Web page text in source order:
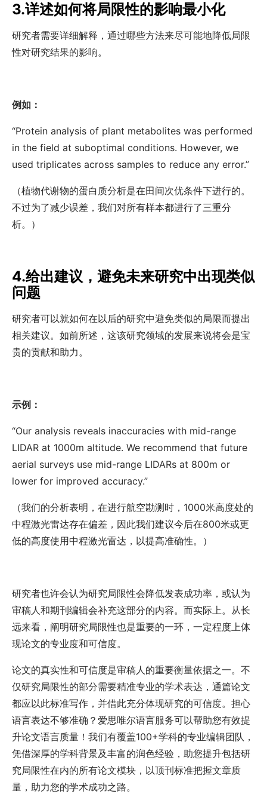
3.详述如何将局限性的影响最小化
研究者需要详细解释，通过哪些方法来尽可能地降低局限
性对研究结果的影响。
例如：
“Protein analysis of plant metabolites was performed
in the field at suboptimal conditions. However, we
used triplicates across samples to reduce any error.”
（植物代谢物的蛋白质分析是在田间次优条件下进行的。
不过为了减少误差，我们对所有样本都进行了三重分
析。）
4.给出建议，避免未来研究中出现类似
问题
研究者可以就如何在以后的研究中避免类似的局限而提出
相关建议。如前所述，这该研究领域的发展来说将会是宝
贵的贡献和助力。
示例：
“Our analysis reveals inaccuracies with mid-range
LIDAR at 1000m altitude. We recommend that future
aerial surveys use mid-range LIDARs at 800m or
lower for improved accuracy.”
（我们的分析表明，在进行航空勘测时，1000米高度处的
中程激光雷达存在偏差，因此我们建议今后在800米或更
低的高度使用中程激光雷达，以提高准确性。）
研究者也许会认为研究局限性会降低发表成功率，或认为
审稿人和期刊编辑会补充这部分的内容。而实际上。从长
远来看，阐明研究局限性也是重要的一环，一定程度上体
现论文的专业度和可信度。
论文的真实性和可信度是审稿人的重要衡量依据之一。不
仅研究局限性的部分需要精准专业的学术表达，通篇论文
都应以此标准写作，并借此充分体现研究的可信度。担心
语言表达不够准确？爱思唯尔语言服务可以帮助您有效提
升论文语言质量！我们有覆盖100+学科的专业编辑团队，
凭借深厚的学科背景及丰富的润色经验，助您提升包括研
究局限性在内的所有论文模块，以顶刊标准把握文章质
量，助力您的学术成功之路。